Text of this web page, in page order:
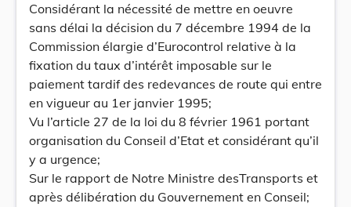
Considérant la nécessité de mettre en oeuvre
sans délai la décision du 7 décembre 1994 de la
Commission élargie d’Eurocontrol relative à la
fixation du taux d’intérêt imposable sur le
paiement tardif des redevances de route qui entre
en vigueur au 1er janvier 1995;
Vu l’article 27 de la loi du 8 février 1961 portant
organisation du Conseil d’Etat et considérant qu’il
y a urgence;
Sur le rapport de Notre Ministre desTransports et
après délibération du Gouvernement en Conseil;